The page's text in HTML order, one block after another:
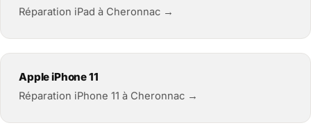
Réparation iPad à Cheronnac →
Apple iPhone 11
Réparation iPhone 11 à Cheronnac →